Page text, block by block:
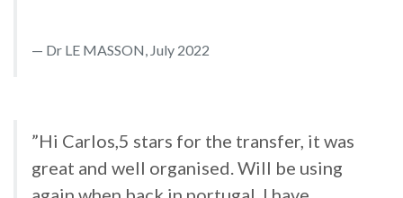
Dr LE MASSON, July 2022
”Hi Carlos,5 stars for the transfer, it was
great and well organised. Will be using